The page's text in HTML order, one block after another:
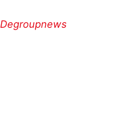
Degroupnews